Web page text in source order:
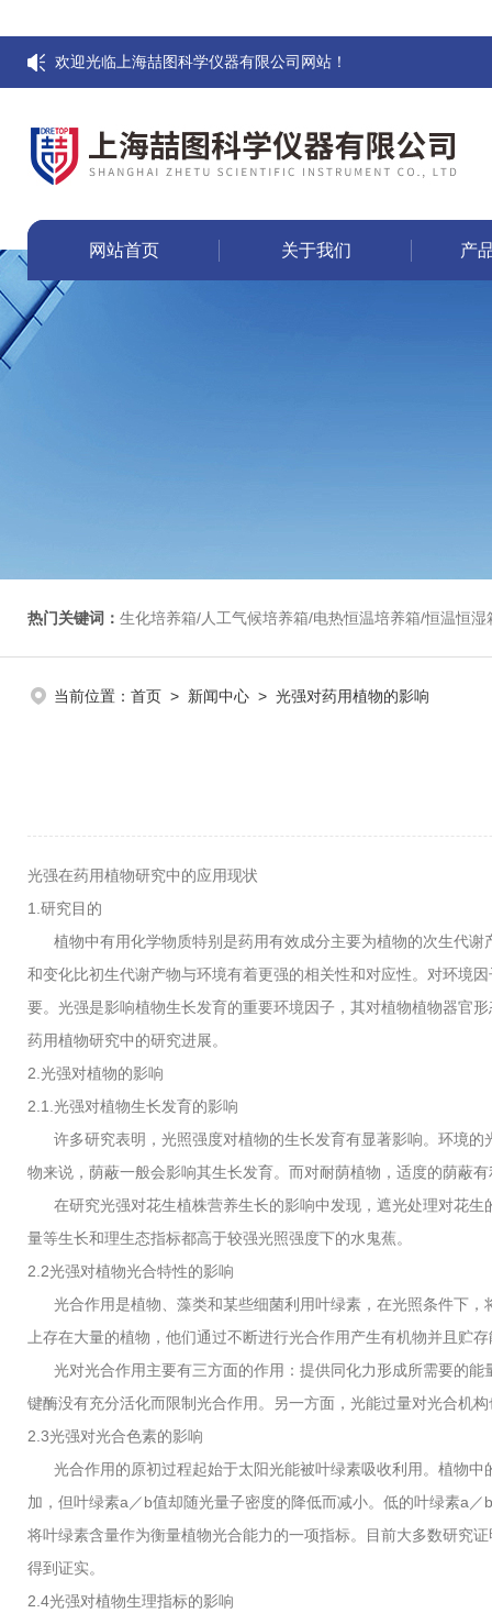
欢迎光临上海喆图科学仪器有限公司网站！
网站首页 关于我们 产
热门关键词： 生化培养箱/人工气候培养箱/电热恒温培养箱/恒温恒湿箱/光照培养箱/二氧化碳培养箱
当前位置： 首页 > 新闻中心 > 光强对药用植物的影响
光强在药用植物研究中的应用现状
1.研究目的
植物中有用化学物质特别是药用有效成分主要为植物的次生代谢
和变化比初生代谢产物与环境有着更强的相关性和对应性。对环境
要。光强是影响植物生长发育的重要环境因子，其对植物植物器官
药用植物研究中的研究进展。
2.光强对植物的影响
2.1.光强对植物生长发育的影响
许多研究表明，光照强度对植物的生长发育有显著影响。环境的
物来说，荫蔽一般会影响其生长发育。而对耐荫植物，适度的荫蔽
在研究光强对花生植株营养生长的影响中发现，遮光处理对花生
量等生长和理生态指标都高于较强光照强度下的水鬼蕉。
2.2光强对植物光合特性的影响
光合作用是植物、藻类和某些细菌利用叶绿素，在光照条件下，
上存在大量的植物，他们通过不断进行光合作用产生有机物并且贮
光对光合作用主要有三方面的作用：提供同化力形成所需要的能
键酶没有充分活化而限制光合作用。另一方面，光能过量对光合机
2.3光强对光合色素的影响
光合作用的原初过程起始于太阳光能被叶绿素吸收利用。植物中
加，但叶绿素a／b值却随光量子密度的降低而减小。低的叶绿素a
将叶绿素含量作为衡量植物光合能力的一项指标。目前大多数研究
得到证实。
2.4光强对植物生理指标的影响